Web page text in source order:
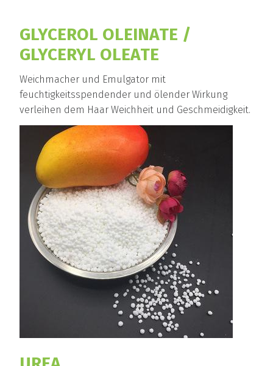
GLYCEROL OLEINATE /
GLYCERYL OLEATE
Weichmacher und Emulgator mit
feuchtigkeitsspendender und ölender Wirkung
verleihen dem Haar Weichheit und Geschmeidigkeit.